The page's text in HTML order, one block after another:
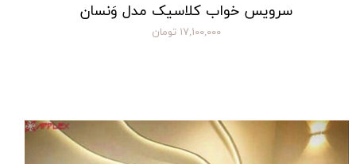
سرویس خواب کلاسیک مدل وَنسان
۱۷,۱۰۰,۰۰۰ تومان